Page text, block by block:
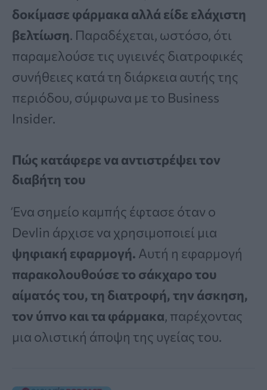
δοκίμασε φάρμακα αλλά είδε ελάχιστη
βελτίωση. Παραδέχεται, ωστόσο, ότι
παραμελούσε τις υγιεινές διατροφικές
συνήθειες κατά τη διάρκεια αυτής της
περιόδου, σύμφωνα με το Business
Insider.
Πώς κατάφερε να αντιστρέψει τον
διαβήτη του
Ένα σημείο καμπής έφτασε όταν ο
Devlin άρχισε να χρησιμοποιεί μια
ψηφιακή εφαρμογή. Αυτή η εφαρμογή
παρακολουθούσε το σάκχαρο του
αίματός του, τη διατροφή, την άσκηση,
τον ύπνο και τα φάρμακα, παρέχοντας
μια ολιστική άποψη της υγείας του.